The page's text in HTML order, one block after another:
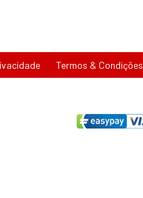
Termos & Condições